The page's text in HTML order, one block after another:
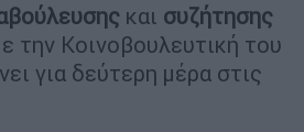
και συζήτησης
την Κοινοβουλευτική του
για δεύτερη μέρα στις